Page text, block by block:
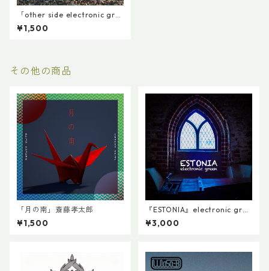
「other side electronic gre
en 1」electronic green
¥1,500
その他の商品
「月の南」斎藤孝太郎
¥1,500
『ESTONIA』electronic gree
n
¥3,000